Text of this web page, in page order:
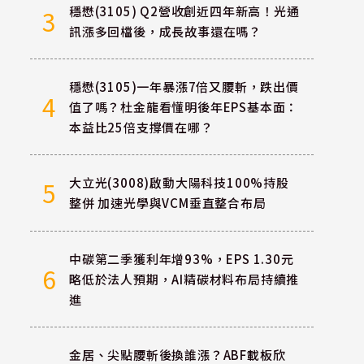
3
穩懋(3105) Q2營收創近四年新高！光通
訊漲多回檔後，成長故事還在嗎？
4
穩懋(3105)一年暴漲7倍又腰斬，跌出價
值了嗎？杜金龍看懂明後年EPS基本面：
本益比25倍支撐價在哪？
5
大立光(3008)啟動大陽科技100%持股
整併 加速光學與VCM垂直整合布局
6
中碳第二季獲利年增93%，EPS 1.30元
略低於法人預期，AI精碳材料布局持續推
進
金居、尖點腰斬後換誰漲？ABF載板欣